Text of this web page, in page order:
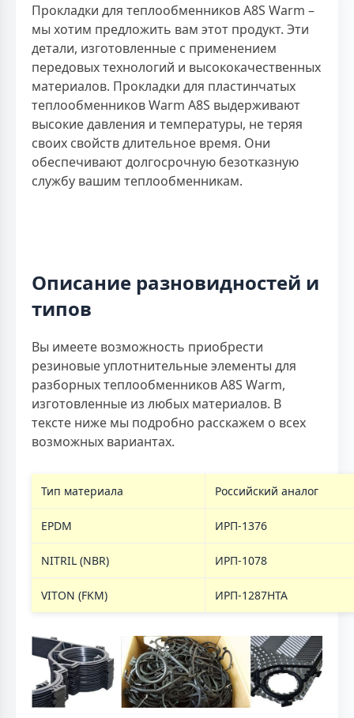
Прокладки для теплообменников A8S Warm –
мы хотим предложить вам этот продукт. Эти
детали, изготовленные с применением
передовых технологий и высококачественных
материалов. Прокладки для пластинчатых
теплообменников Warm A8S выдерживают
высокие давления и температуры, не теряя
своих свойств длительное время. Они
обеспечивают долгосрочную безотказную
службу вашим теплообменникам.
Описание разновидностей и
типов
Вы имеете возможность приобрести
резиновые уплотнительные элементы для
разборных теплообменников A8S Warm,
изготовленные из любых материалов. В
тексте ниже мы подробно расскажем о всех
возможных вариантах.
Тип материала Российский аналог
EPDM ИРП-1376
NITRIL (NBR) ИРП-1078
VITON (FKM) ИРП-1287НТА